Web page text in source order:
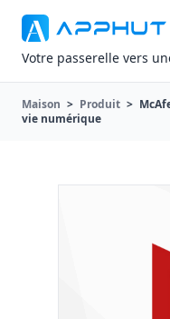
Votre passerelle vers
Maison > Produit >
vie numérique